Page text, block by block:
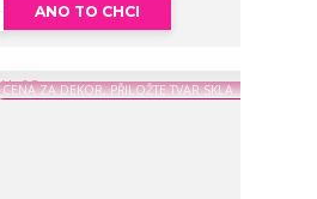
ANO TO CHCI
CENA ZA DEKOR, PŘILOŽTE TVAR SKLA